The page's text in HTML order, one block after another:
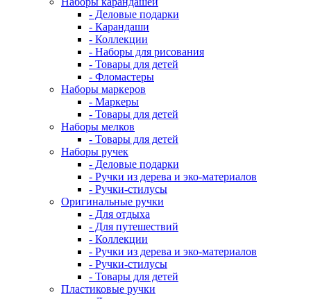
- Деловые подарки
- Карандаши
- Коллекции
- Наборы для рисования
- Товары для детей
- Фломастеры
Наборы маркеров
- Маркеры
- Товары для детей
Наборы мелков
- Товары для детей
Наборы ручек
- Деловые подарки
- Ручки из дерева и эко-материалов
- Ручки-стилусы
Оригинальные ручки
- Для отдыха
- Для путешествий
- Коллекции
- Ручки из дерева и эко-материалов
- Ручки-стилусы
- Товары для детей
Пластиковые ручки